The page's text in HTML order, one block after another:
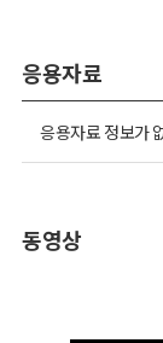
응용자료
응용자료 정보가
동영상